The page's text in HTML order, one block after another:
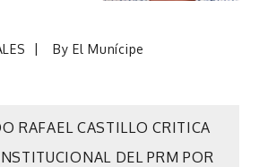
ByEl Munícipe
RAFAEL CASTILLO CRITICA
DEL PRM POR